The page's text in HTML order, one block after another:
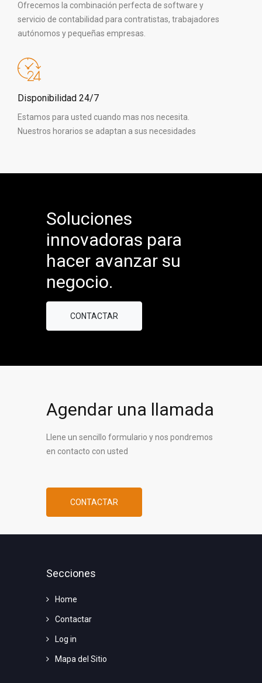
Ofrecemos la combinación perfecta de software y
servicio de contabilidad para contratistas, trabajadores
autónomos y pequeñas empresas.
Disponibilidad 24/7
Estamos para usted cuando mas nos necesita.
Nuestros horarios se adaptan a sus necesidades
Soluciones
innovadoras para
hacer avanzar su
negocio.
CONTACTAR
Agendar una llamada
Llene un sencillo formulario y nos pondremos
en contacto con usted
CONTACTAR
Secciones
Home
Contactar
Log in
Mapa del Sitio